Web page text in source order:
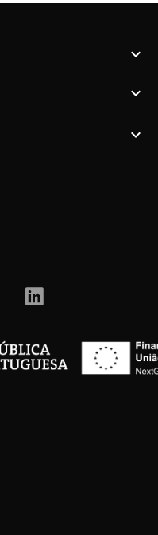


